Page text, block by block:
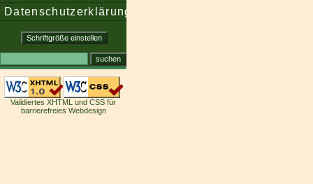
Datenschutzerklärung
Validiertes XHTML und CSS für
barrierefreies Webdesign